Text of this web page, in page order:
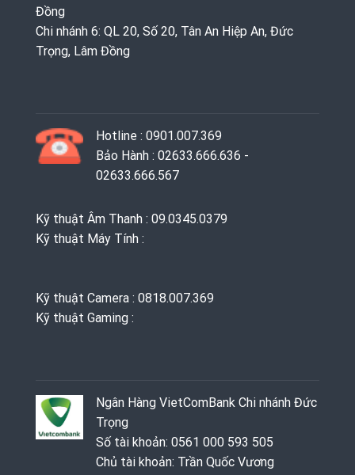
Đồng
Chi nhánh 6: QL 20, Số 20, Tân An Hiệp An, Đức
Trọng, Lâm Đồng
Hotline : 0901.007.369
Bảo Hành : 02633.666.636 -
02633.666.567
Kỹ thuật Âm Thanh : 09.0345.0379
Kỹ thuật Máy Tính :
Kỹ thuật Camera : 0818.007.369
Kỹ thuật Gaming ‭: ‬
Ngân Hàng VietComBank Chi nhánh Đức
Trọng
Số tài khoản: 0561 000 593 505
Chủ tài khoản: Trần Quốc Vương